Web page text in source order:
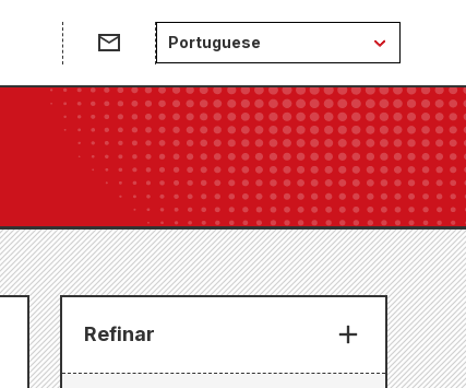
Portuguese
Refinar